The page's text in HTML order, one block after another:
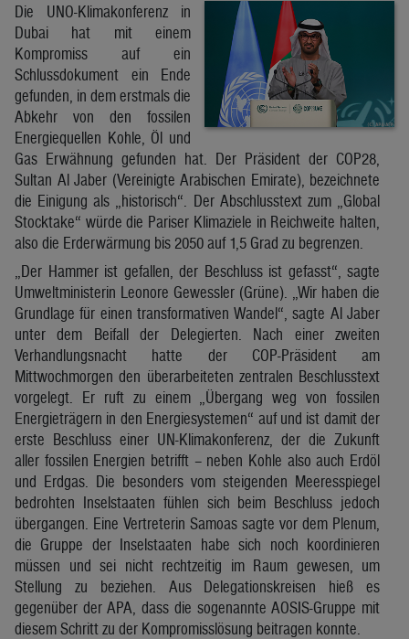
Die UNO-Klimakonferenz in
Dubai hat mit einem
Kompromiss auf ein
Schlussdokument ein Ende
gefunden, in dem erstmals die
Abkehr von den fossilen
Energiequellen Kohle, Öl und
Gas Erwähnung gefunden hat. Der Präsident der COP28,
Sultan Al Jaber (Vereinigte Arabischen Emirate), bezeichnete
die Einigung als „historisch“. Der Abschlusstext zum „Global
Stocktake“ würde die Pariser Klimaziele in Reichweite halten,
also die Erderwärmung bis 2050 auf 1,5 Grad zu begrenzen.
„Der Hammer ist gefallen, der Beschluss ist gefasst“, sagte
Umweltministerin Leonore Gewessler (Grüne). „Wir haben die
Grundlage für einen transformativen Wandel“, sagte Al Jaber
unter dem Beifall der Delegierten. Nach einer zweiten
Verhandlungsnacht hatte der COP-Präsident am
Mittwochmorgen den überarbeiteten zentralen Beschlusstext
vorgelegt. Er ruft zu einem „Übergang weg von fossilen
Energieträgern in den Energiesystemen“ auf und ist damit der
erste Beschluss einer UN-Klimakonferenz, der die Zukunft
aller fossilen Energien betrifft – neben Kohle also auch Erdöl
und Erdgas. Die besonders vom steigenden Meeresspiegel
bedrohten Inselstaaten fühlen sich beim Beschluss jedoch
übergangen. Eine Vertreterin Samoas sagte vor dem Plenum,
die Gruppe der Inselstaaten habe sich noch koordinieren
müssen und sei nicht rechtzeitig im Raum gewesen, um
Stellung zu beziehen. Aus Delegationskreisen hieß es
gegenüber der APA, dass die sogenannte AOSIS-Gruppe mit
diesem Schritt zu der Kompromisslösung beitragen konnte.